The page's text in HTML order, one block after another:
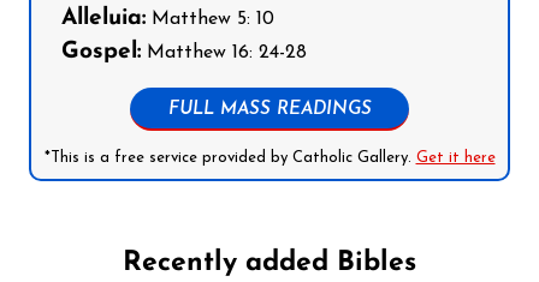
Alleluia: Matthew 5: 10
Gospel: Matthew 16: 24-28
FULL MASS READINGS
*This is a free service provided by Catholic Gallery. Get it here
Recently added Bibles